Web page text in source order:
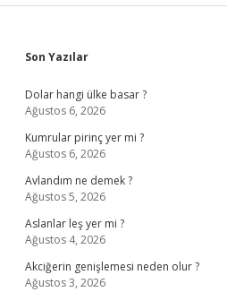
Sidebar
Son Yazılar
Dolar hangi ülke basar ?
Ağustos 6, 2026
Kumrular pirinç yer mi ?
Ağustos 6, 2026
Avlandım ne demek ?
Ağustos 5, 2026
Aslanlar leş yer mi ?
Ağustos 4, 2026
Akciğerin genişlemesi neden olur ?
Ağustos 3, 2026